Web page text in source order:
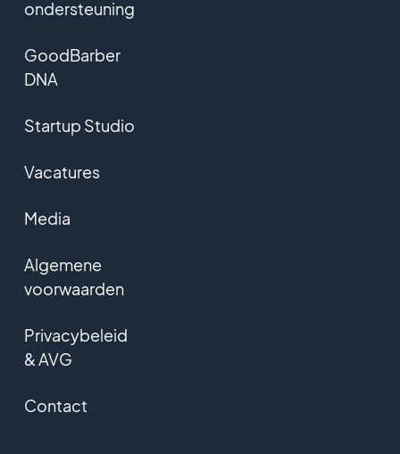
ondersteuning
GoodBarber
DNA
Startup Studio
Vacatures
Media
Algemene
voorwaarden
Privacybeleid
& AVG
Contact